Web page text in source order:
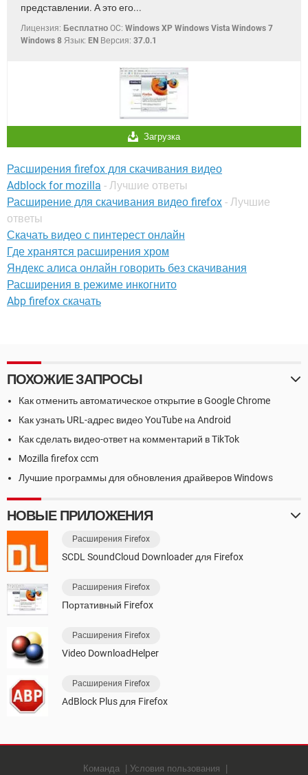
представлении. А это его...
Лицензия: Бесплатно OC: Windows XP Windows Vista Windows 7
Windows 8 Язык: EN Версия: 37.0.1
Загрузка
Расширения firefox для скачивания видео
Adblock for mozilla - Лучшие ответы
Расширение для скачивания видео firefox - Лучшие
ответы
Скачать видео с пинтерест онлайн
Где хранятся расширения хром
Яндекс алиса онлайн говорить без скачивания
Расширения в режиме инкогнито
Abp firefox скачать
ПОХОЖИЕ ЗАПРОСЫ
Как отменить автоматическое открытие в Google Chrome
Как узнать URL-адрес видео YouTube на Android
Как сделать видео-ответ на комментарий в TikTok
Mozilla firefox ccm
Лучшие программы для обновления драйверов Windows
НОВЫЕ ПРИЛОЖЕНИЯ
Расширения Firefox
SCDL SoundCloud Downloader для Firefox
Расширения Firefox
Портативный Firefox
Расширения Firefox
Video DownloadHelper
Расширения Firefox
AdBlock Plus для Firefox
Команда Условия пользования